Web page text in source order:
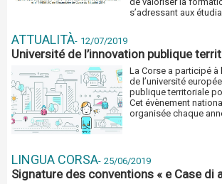
s’adressant aux
ATTUALITÀ- 12/07/2019
Université de l’innovation publique
La Corse a participé
de l’université
publique territoriale
Cet évènement
organisée chaque
LINGUA CORSA- 25/06/2019
Signature des conventions « e Case di